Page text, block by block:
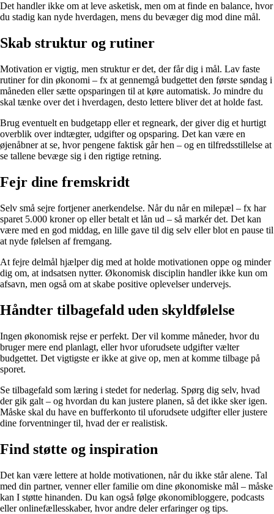
Det handler ikke om at leve asketisk, men om at finde en balance, hvor
du stadig kan nyde hverdagen, mens du bevæger dig mod dine mål.
Skab struktur og rutiner
Motivation er vigtig, men struktur er det, der får dig i mål. Lav faste
rutiner for din økonomi – fx at gennemgå budgettet den første søndag i
måneden eller sætte opsparingen til at køre automatisk. Jo mindre du
skal tænke over det i hverdagen, desto lettere bliver det at holde fast.
Brug eventuelt en budgetapp eller et regneark, der giver dig et hurtigt
overblik over indtægter, udgifter og opsparing. Det kan være en
øjenåbner at se, hvor pengene faktisk går hen – og en tilfredsstillelse at
se tallene bevæge sig i den rigtige retning.
Fejr dine fremskridt
Selv små sejre fortjener anerkendelse. Når du når en milepæl – fx har
sparet 5.000 kroner op eller betalt et lån ud – så markér det. Det kan
være med en god middag, en lille gave til dig selv eller blot en pause til
at nyde følelsen af fremgang.
At fejre delmål hjælper dig med at holde motivationen oppe og minder
dig om, at indsatsen nytter. Økonomisk disciplin handler ikke kun om
afsavn, men også om at skabe positive oplevelser undervejs.
Håndter tilbagefald uden skyldfølelse
Ingen økonomisk rejse er perfekt. Der vil komme måneder, hvor du
bruger mere end planlagt, eller hvor uforudsete udgifter vælter
budgettet. Det vigtigste er ikke at give op, men at komme tilbage på
sporet.
Se tilbagefald som læring i stedet for nederlag. Spørg dig selv, hvad
der gik galt – og hvordan du kan justere planen, så det ikke sker igen.
Måske skal du have en bufferkonto til uforudsete udgifter eller justere
dine forventninger til, hvad der er realistisk.
Find støtte og inspiration
Det kan være lettere at holde motivationen, når du ikke står alene. Tal
med din partner, venner eller familie om dine økonomiske mål – måske
kan I støtte hinanden. Du kan også følge økonomibloggere, podcasts
eller onlinefællesskaber, hvor andre deler erfaringer og tips.